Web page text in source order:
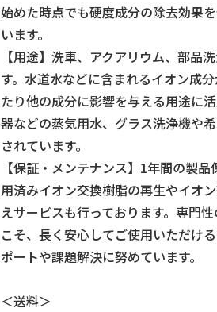
始めた時点でも硬度成分の除去効果
います。
【用途】洗車、アクアリウム、部品
す。水道水などに含まれるイオン成
たり他の成分に影響を与える用途に
器などの蒸気用水、グラス洗浄機や
されています。
【保証・メンテナンス】1年間の製
用済みイオン交換樹脂の再生やイオ
えサービスも行っております。専門
こそ、長く安心してご使用いただけ
ポートや課題解決に努めています。
＜送料＞